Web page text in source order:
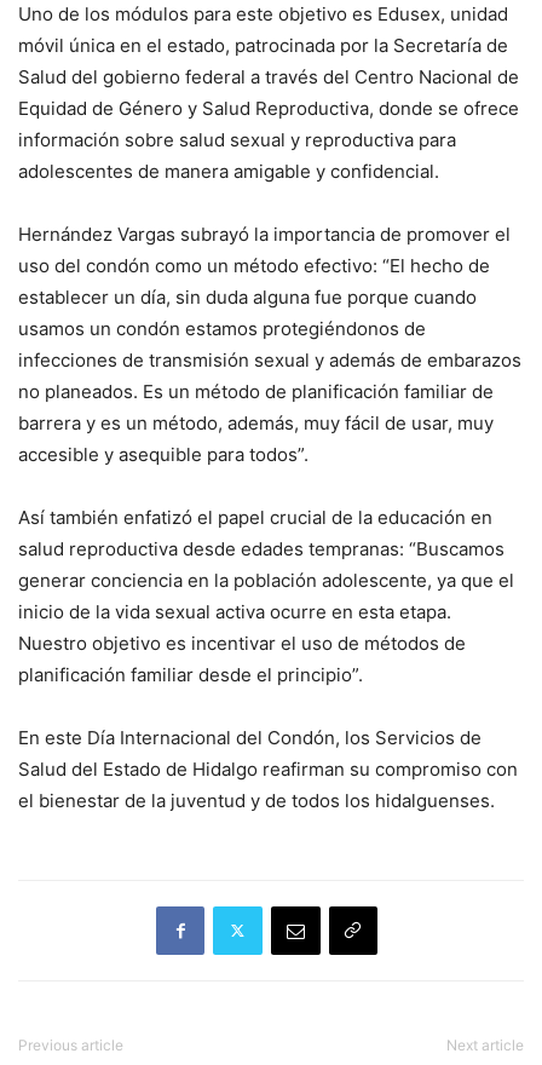
Uno de los módulos para este objetivo es Edusex, unidad
móvil única en el estado, patrocinada por la Secretaría de
Salud del gobierno federal a través del Centro Nacional de
Equidad de Género y Salud Reproductiva, donde se ofrece
información sobre salud sexual y reproductiva para
adolescentes de manera amigable y confidencial.
Hernández Vargas subrayó la importancia de promover el
uso del condón como un método efectivo: “El hecho de
establecer un día, sin duda alguna fue porque cuando
usamos un condón estamos protegiéndonos de
infecciones de transmisión sexual y además de embarazos
no planeados. Es un método de planificación familiar de
barrera y es un método, además, muy fácil de usar, muy
accesible y asequible para todos”.
Así también enfatizó el papel crucial de la educación en
salud reproductiva desde edades tempranas: “Buscamos
generar conciencia en la población adolescente, ya que el
inicio de la vida sexual activa ocurre en esta etapa.
Nuestro objetivo es incentivar el uso de métodos de
planificación familiar desde el principio”.
En este Día Internacional del Condón, los Servicios de
Salud del Estado de Hidalgo reafirman su compromiso con
el bienestar de la juventud y de todos los hidalguenses.
Previous article Next article